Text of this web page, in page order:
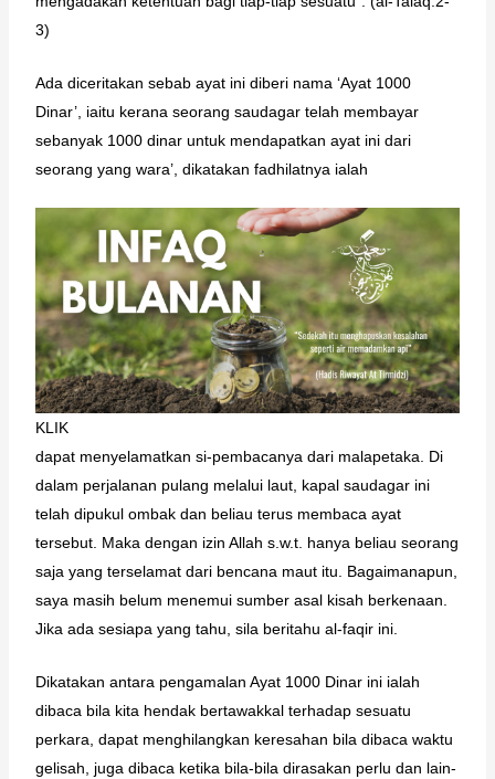
3)
Ada diceritakan sebab ayat ini diberi nama ‘Ayat 1000
Dinar’, iaitu kerana seorang saudagar telah membayar
sebanyak 1000 dinar untuk mendapatkan ayat ini dari
seorang yang wara’, dikatakan fadhilatnya ialah
KLIK
dapat menyelamatkan si-pembacanya dari malapetaka. Di
dalam perjalanan pulang melalui laut, kapal saudagar ini
telah dipukul ombak dan beliau terus membaca ayat
tersebut. Maka dengan izin Allah s.w.t. hanya beliau seorang
saja yang terselamat dari bencana maut itu. Bagaimanapun,
saya masih belum menemui sumber asal kisah berkenaan.
Jika ada sesiapa yang tahu, sila beritahu al-faqir ini.
Dikatakan antara pengamalan Ayat 1000 Dinar ini ialah
dibaca bila kita hendak bertawakkal terhadap sesuatu
perkara, dapat menghilangkan keresahan bila dibaca waktu
gelisah, juga dibaca ketika bila-bila dirasakan perlu dan lain-